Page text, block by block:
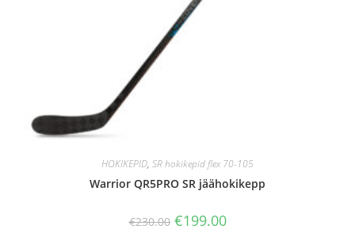
HOKIKEPID, SR hokikepid flex 70-105
Warrior QR5PRO SR jäähokikepp
€230.00 €199.00